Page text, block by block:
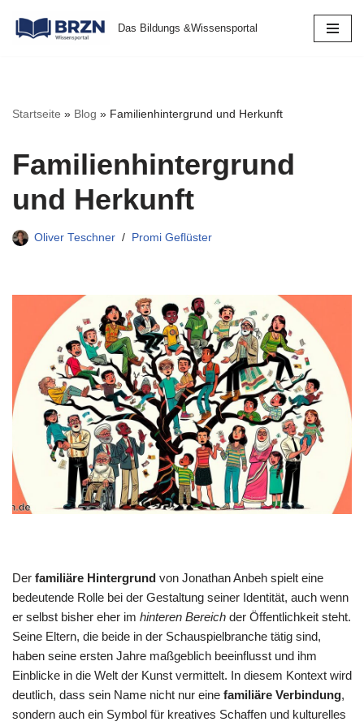
Zum
Das Bildungs &Wissensportal
Startseite » Blog » Familienhintergrund und Herkunft
Familienhintergrund
und Herkunft
Oliver Teschner Promi Geflüster
Der familiäre Hintergrund von Jonathan Anbeh spielt eine
bedeutende Rolle bei der Gestaltung seiner Identität, auch wenn
er selbst bisher eher im hinteren Bereich der Öffentlichkeit steht.
Seine Eltern, die beide in der Schauspielbranche tätig sind,
haben seine ersten Jahre maßgeblich beeinflusst und ihm
Einblicke in die Welt der Kunst vermittelt. In diesem Kontext wird
deutlich, dass sein Name nicht nur eine familiäre Verbindung,
sondern auch ein Symbol für kreatives Schaffen und kulturelles